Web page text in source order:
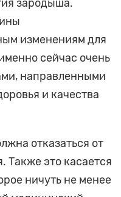
зародыша.
изменениям для
сейчас очень
направленными
и качества
отказаться от
Также это касается
ничуть не менее